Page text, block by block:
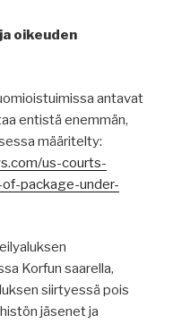
oikeuden
antavat
entistä enemmän,
määritelty:
us-courts-
package-under-
Korfun saarella,
siirtyessä pois
jäsenet ja